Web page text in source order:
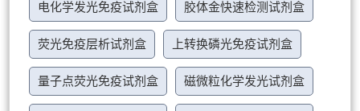
电化学发光免疫试剂盒 胶体金快速检测试剂盒
荧光免疫层析试剂盒 上转换磷光免疫试剂盒
量子点荧光免疫试剂盒 磁微粒化学发光试剂盒